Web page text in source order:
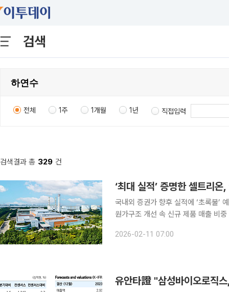
검색
전체 1주 1개월 1년 직접입력
검색결과 총 329 건
‘최대 실적’ 증명한 셀트리온
국내외 증권가 향후 실적에 ‘초록불
원가구조 개선 속 신규 제품 매출 비중 70%까지 확대 셀트리온이
간에 진입했다고 분석하며, 중장기적
2026-02-11 07:00
유안타證 "삼성바이오로직